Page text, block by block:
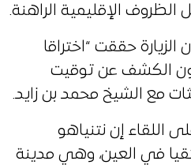
الظروف الإقليمية الراهنة.
الزيارة حققت “اختراقا
دون الكشف عن توقيت
مع الشيخ محمد بن زايد.
اللقاء إن نتنياهو
في العين، ​وهي مدينة